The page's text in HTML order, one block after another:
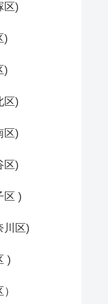
区)
)
)
区)
区)
区)
区 )
川区)
)